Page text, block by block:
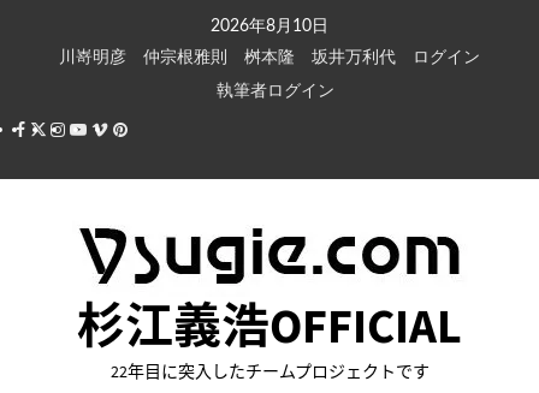
キ
2026年8月10日
川嵜明彦
仲宗根雅則 桝本隆 坂井万利代
ログイン
執筆者ログイン
Facebook
X Instagram
Youtube
VimeoPinterest
杉江義浩OFFICIAL
22年目に突入したチームプロジェクトです